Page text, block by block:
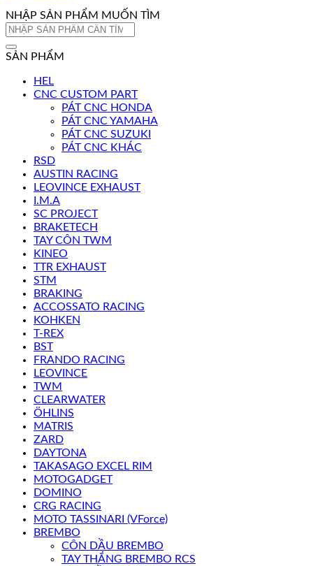
NHẬP SẢN PHẨM MUỐN TÌM
Tìm
SẢN PHẨM
HEL
CNC CUSTOM PART
PÁT CNC HONDA
PÁT CNC YAMAHA
PÁT CNC SUZUKI
PÁT CNC KHÁC
RSD
AUSTIN RACING
LEOVINCE EXHAUST
I.M.A
SC PROJECT
BRAKETECH
TAY CÔN TWM
KINEO
TTR EXHAUST
STM
BRAKING
ACCOSSATO RACING
KOHKEN
T-REX
BST
FRANDO RACING
LEOVINCE
TWM
CLEARWATER
ÖHLINS
MATRIS
ZARD
DAYTONA
TAKASAGO EXCEL RIM
MOTOGADGET
DOMINO
CRG RACING
MOTO TASSINARI (VForce)
BREMBO
CÔN DẦU BREMBO
TAY THẮNG BREMBO RCS